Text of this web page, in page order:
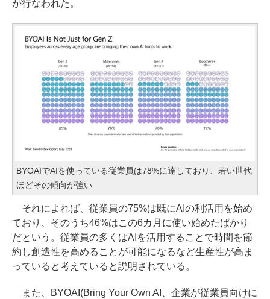
が行なわれた。
BYOAIでAIを使っている従業員は78%に達しており、若い世代
ほどその傾向が強い
それによれば、従業員の75%は既にAIの利活用を始め
ており、そのうち46%はこの6カ月に使い始めたばかり
だという。従業員の多くはAIを活用することで時間を節
約し創造性を高めることが可能になるなど生産性が高ま
っていると考えていると説明されている。
また、BYOAI(Bring Your Own AI、企業が従業員向けに